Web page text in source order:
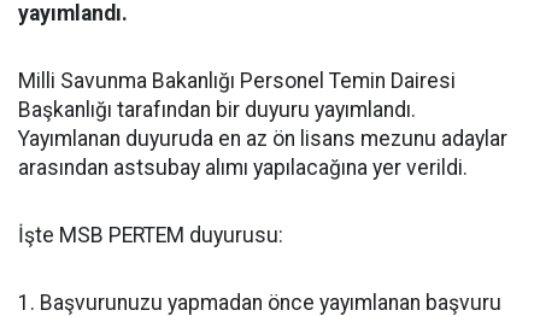
yayımlandı.
Milli Savunma Bakanlığı Personel Temin Dairesi
Başkanlığı tarafından bir duyuru yayımlandı.
Yayımlanan duyuruda en az ön lisans mezunu adaylar
arasından astsubay alımı yapılacağına yer verildi.
İşte MSB PERTEM duyurusu:
1. Başvurunuzu yapmadan önce yayımlanan başvuru